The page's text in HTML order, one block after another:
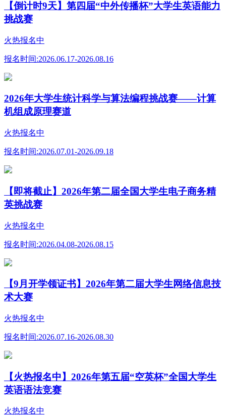
【倒计时9天】第四届“中外传播杯”大学生英语能力
挑战赛
火热报名中
报名时间:2026.06.17-2026.08.16
2026年大学生统计科学与算法编程挑战赛——计算
机组成原理赛道
火热报名中
报名时间:2026.07.01-2026.09.18
【即将截止】2026年第二届全国大学生电子商务精
英挑战赛
火热报名中
报名时间:2026.04.08-2026.08.15
【9月开学领证书】2026年第二届大学生网络信息技
术大赛
火热报名中
报名时间:2026.07.16-2026.08.30
【火热报名中】2026年第五届“空英杯”全国大学生
英语语法竞赛
火热报名中